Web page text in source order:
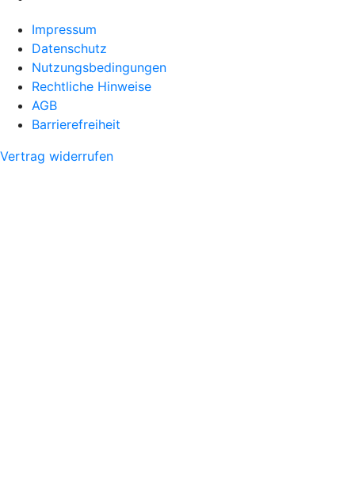
Impressum
Datenschutz
Nutzungsbedingungen
Rechtliche Hinweise
AGB
Barrierefreiheit
Vertrag widerrufen